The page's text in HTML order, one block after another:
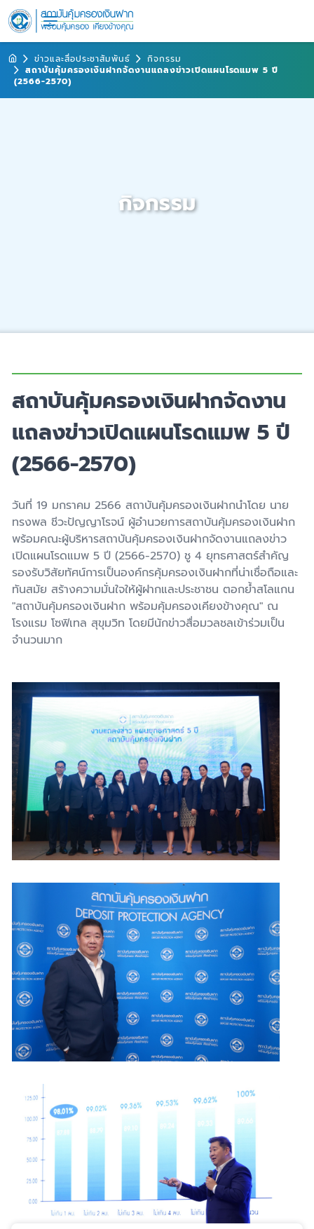
ข่าวและสื่อประชาสัมพันธ์
กิจกรรม
สถาบันคุ้มครองเงินฝากจัดงานแถลงข่าวเปิดแผนโรดแมพ 5 ปี
(2566-2570)
กิจกรรม
สถาบันคุ้มครองเงินฝากจัดงาน
แถลงข่าวเปิดแผนโรดแมพ 5 ปี
(2566-2570)
วันที่ 19 มกราคม 2566 สถาบันคุ้มครองเงินฝากนำโดย นาย
ทรงพล ชีวะปัญญาโรจน์ ผู้อำนวยการสถาบันคุ้มครองเงินฝาก
พร้อมคณะผู้บริหารสถาบันคุ้มครองเงินฝากจัดงานแถลงข่าว
เปิดแผนโรดแมพ 5 ปี (2566-2570) ชู 4 ยุทธศาสตร์สำคัญ
รองรับวิสัยทัศน์การเป็นองค์กรคุ้มครองเงินฝากที่น่าเชื่อถือและ
ทันสมัย สร้างความมั่นใจให้ผู้ฝากและประชาชน ตอกย้ำสโลแกน
"สถาบันคุ้มครองเงินฝาก พร้อมคุ้มครองเคียงข้างคุณ" ณ
โรงแรม โซฟิเทล สุขุมวิท โดยมีนักข่าวสื่อมวลชลเข้าร่วมเป็น
จำนวนมาก